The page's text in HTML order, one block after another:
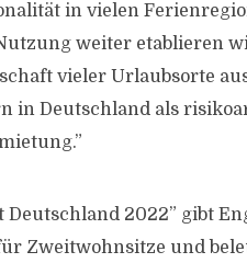
in vielen
weiter etablieren
vieler Urlaubsorte
in Deutschland als
2022” gibt
Zweitwohnsitze und